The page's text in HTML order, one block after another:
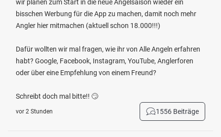
wir planen zum Start in die neue Angelsaison wieder ein
bisschen Werbung für die App zu machen, damit noch mehr
Angler hier mitmachen (aktuell schon 18.000!!!)
Dafür wollten wir mal fragen, wie ihr von Alle Angeln erfahren
habt? Google, Facebook, Instagram, YouTube, Anglerforen
oder über eine Empfehlung von einem Freund?
Schreibt doch mal bitte!! 🙄
vor 2 Stunden 1556 Beiträge